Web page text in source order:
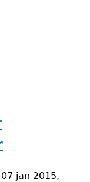
jan 2015,